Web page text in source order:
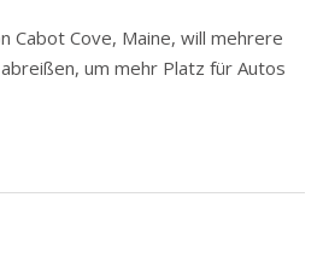
Cabot Cove, Maine, will mehrere
um mehr Platz für Autos